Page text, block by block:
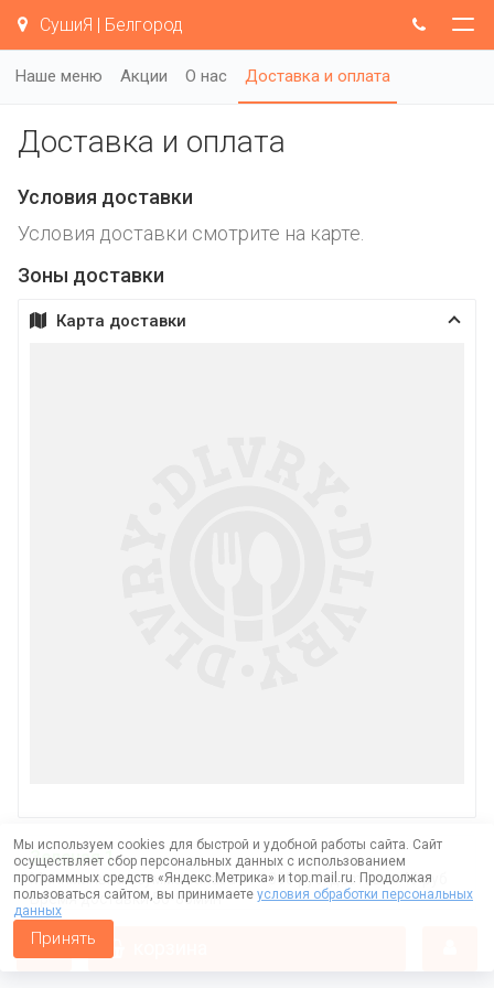
СушиЯ | Белгород
Наше меню Акции О нас Доставка и оплата
Доставка и оплата
Условия доставки
Условия доставки смотрите на карте.
Зоны доставки
Карта доставки
Зеленая 1
Минимальная сумма заказа от 1000 руб. доставка 49 руб
Время доставки 50-80мин
Розовая 1
Мы используем cookies для быстрой и удобной работы сайта. Сайт
осуществляет сбор персональных данных с использованием
программных средств «Яндекс.Метрика» и top.mail.ru. Продолжая
пользоваться сайтом, вы принимаете условия обработки персональных
данных
Принять